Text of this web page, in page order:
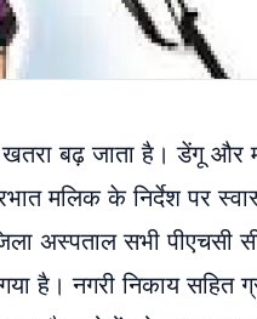
खतरा बढ़ जाता है। डेंगू और
मलिक के निर्देश पर
अस्पताल सभी पीएचसी
है। नगरी निकाय सहित